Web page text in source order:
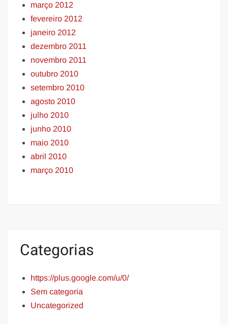
março 2012
fevereiro 2012
janeiro 2012
dezembro 2011
novembro 2011
outubro 2010
setembro 2010
agosto 2010
julho 2010
junho 2010
maio 2010
abril 2010
março 2010
Categorias
https://plus.google.com/u/0/
Sem categoria
Uncategorized